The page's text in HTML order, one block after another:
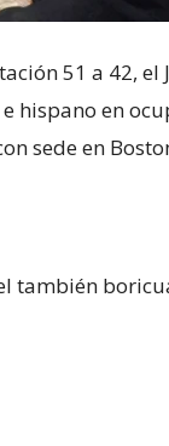
51 a 42, el
hispano en
sede en
también